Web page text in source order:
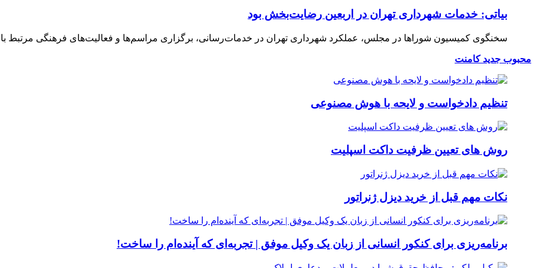
بیاتی: خدمات شهرداری تهران در اربعین رضایت‌بخش بود
سخنگوی کمیسیون شوراها در مجلس، عملکرد شهرداری تهران در خدمات‌رسانی، برگزاری مراسم‌ها و فعالیت‌های فرهنگی مرتبط با
محبوب جدیدکامنت
تنظیم دادخواست و لایحه با هوش مصنوعی
روش های تعیین ظرفیت داکت اسپلیت
نکات مهم قبل از خرید دیزل ژنراتور
برنامه‌ریزی برای کنکور انسانی از زبان یک وکیل موفق | تجربه‌ای که آینده‌ام را ساخت!